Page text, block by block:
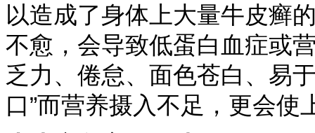
以造成了身体上大量牛皮癣
不愈，会导致低蛋白血症或
乏力、倦怠、面色苍白、易
口”而营养摄入不足，更会使